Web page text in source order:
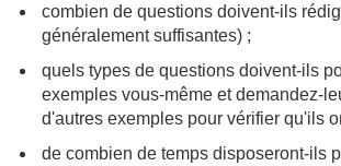
combien de questions doivent-ils
généralement suffisantes) ;
quels types de questions doivent-ils
exemples vous-même et demandez-
d'autres exemples pour vérifier qu'ils
de combien de temps disposeront-ils